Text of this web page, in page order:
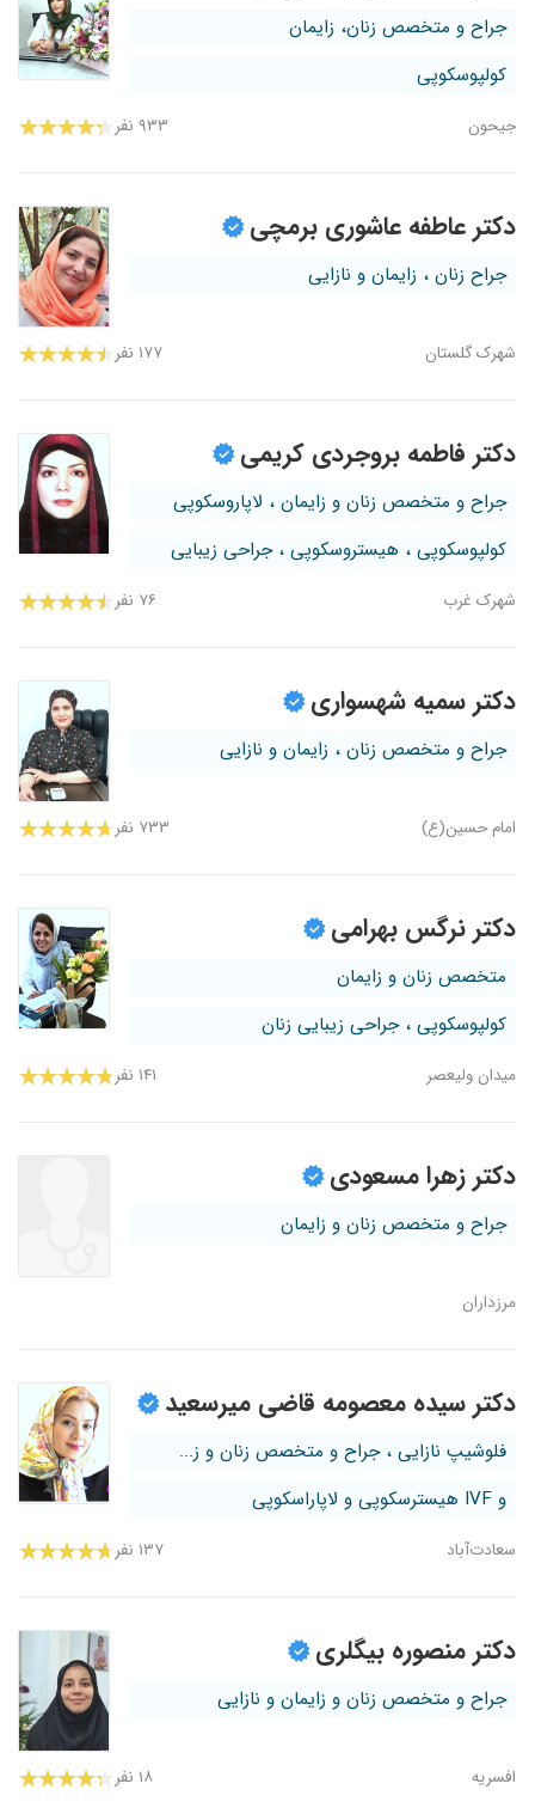
جراح و متخصص زنان، زایمان
کولپوسکوپی
جیحون ۹۳۳ نفر
دکتر عاطفه عاشوری برمچی
جراح زنان ، زایمان و نازایی
شهرک گلستان ۱۷۷ نفر
دکتر فاطمه بروجردی کریمی
جراح و متخصص زنان و زایمان ، لاپاروسکوپی
کولپوسکوپی ، هیستروسکوپی ، جراحی زیبایی
شهرک غرب ۷۶ نفر
دکتر سمیه شهسواری
جراح و متخصص زنان ، زایمان و نازایی
امام حسین(ع) ۷۳۳ نفر
دکتر نرگس بهرامی
متخصص زنان و زایمان
کولپوسکوپی ، جراحی زیبایی زنان
میدان ولیعصر ۱۴۱ نفر
دکتر زهرا مسعودی
جراح و متخصص زنان و زایمان
مرزداران
دکتر سیده معصومه قاضی میرسعید
فلوشیپ نازایی ، جراح و متخصص زنان و ز...
و IVF هیسترسکوپی و لاپاراسکوپی
سعادت‌آباد ۱۳۷ نفر
دکتر منصوره بیگلری
جراح و متخصص زنان و زایمان و نازایی
افسریه ۱۸ نفر